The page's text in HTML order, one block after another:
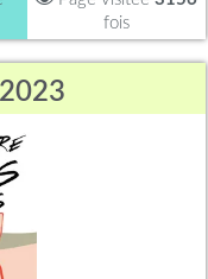
fois
2023